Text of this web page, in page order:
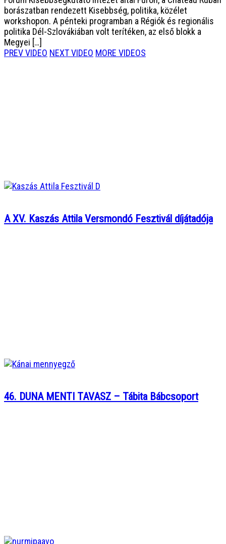
borászatban rendezett Kisebbség, politika, közélet
workshopon. A pénteki programban a Régiók és regionális
politika Dél-Szlovákiában volt terítéken, az első blokk a
Megyei […]
PREV VIDEO NEXT VIDEO MORE VIDEOS
A XV. Kaszás Attila Versmondó Fesztivál díjátadója
46. DUNA MENTI TAVASZ – Tábita Bábcsoport